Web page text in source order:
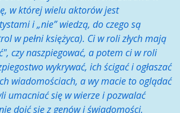
w której wielu aktorów jest
i „nie” wiedzą, do czego są
w pełni księżyca). Ci w roli złych mają
czy naszpiegować, a potem ci w roli
wykrywać, ich ścigać i ogłaszać
wiadomościach, a wy macie to oglądać
umacniać się w wierze i pozwalać
doić się z genów i świadomości.